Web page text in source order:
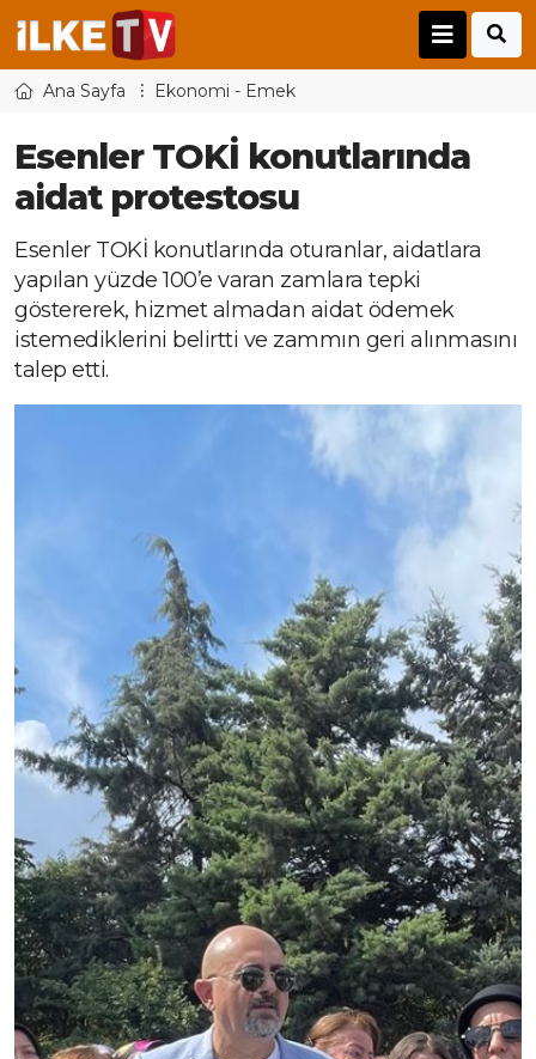
Ana Sayfa Ekonomi - Emek
Esenler TOKİ konutlarında
aidat protestosu
Esenler TOKİ konutlarında oturanlar, aidatlara
yapılan yüzde 100’e varan zamlara tepki
göstererek, hizmet almadan aidat ödemek
istemediklerini belirtti ve zammın geri alınmasını
talep etti.